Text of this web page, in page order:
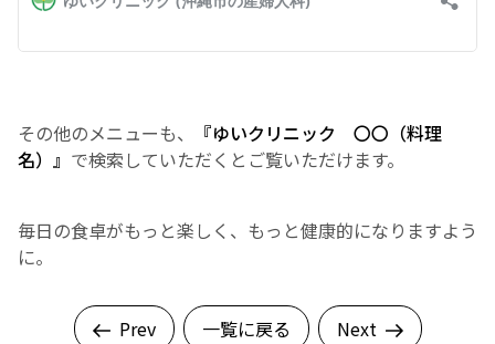
その他のメニューも、
『ゆいクリニック 〇〇（料理
名）』 で検索していただくとご覧いただけます。
毎日の食卓がもっと楽しく、もっと健康的になりますよう
に。
Prev 一覧に戻る Next
遠方にお住まいで当院での出産を希望される方へ